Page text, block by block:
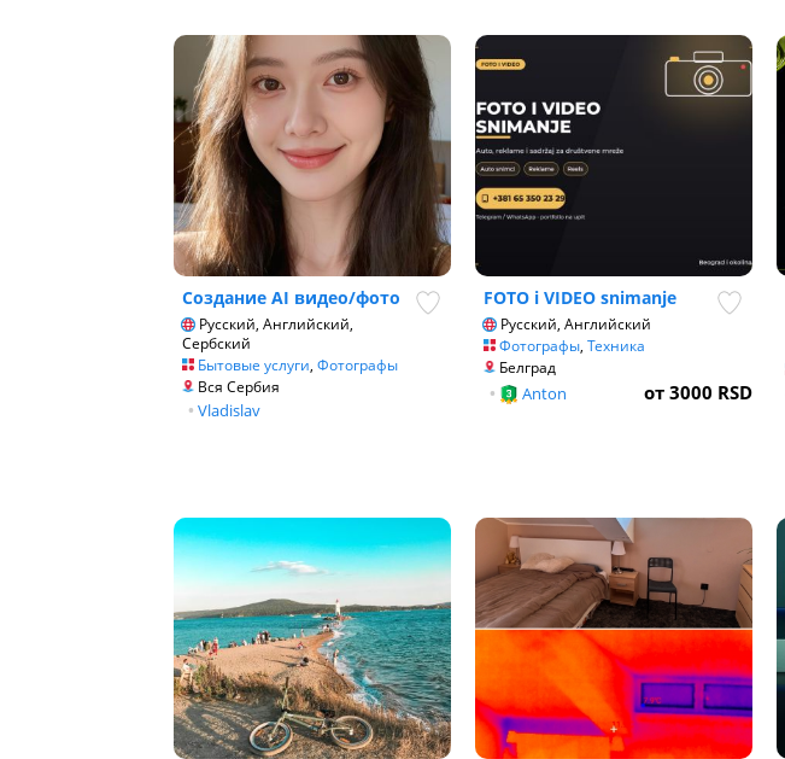
Создание AI видео/фото
Русский, Английский,
Сербский
Бытовые услуги,Фотографы
Вся Сербия
• Vladislav
FOTO i VIDEO snimanje
Русский, Английский
Фотографы,Техника
Белград
от 3000 RSD
• Anton